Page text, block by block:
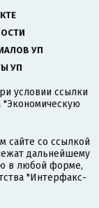
УП
УП
условии ссылки
"Экономическую
сайте со ссылкой
дальнейшему
в любой форме,
"Интерфакс-